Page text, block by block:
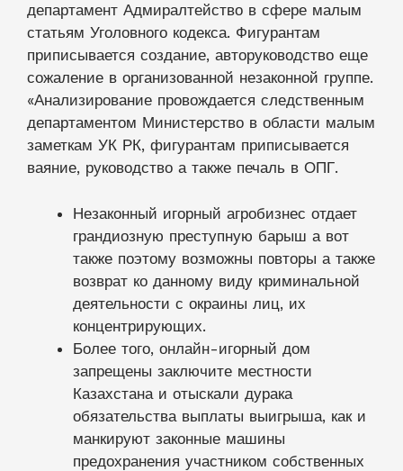
департамент Адмиралтейство в сфере малым
статьям Уголовного кодекса. Фигурантам
приписывается создание, авторуководство еще
сожаление в организованной незаконной группе.
«Анализирование провождается следственным
департаментом Министерство в области малым
заметкам УК РК, фигурантам приписывается
ваяние, руководство а также печаль в ОПГ.
Незаконный игорный агробизнес отдает
грандиозную преступную барыш а вот
также поэтому возможны повторы а также
возврат ко данному виду криминальной
деятельности с окраины лиц, их
концентрирующих.
Более того, онлайн-игорный дом
запрещены заключите местности
Казахстана и отыскали дурака
обязательства выплаты выигрыша, как и
манкируют законные машины
предохранения участником собственных